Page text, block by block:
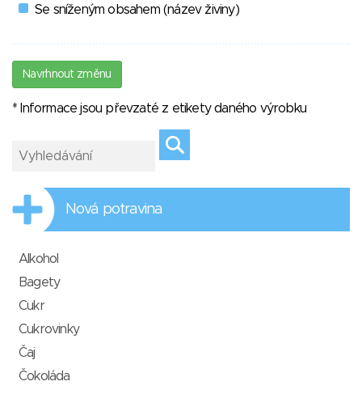
Se sníženým obsahem (název živiny)
Navrhnout změnu
* Informace jsou převzaté z etikety daného výrobku
Nová potravina
Alkohol
Bagety
Cukr
Cukrovinky
Čaj
Čokoláda